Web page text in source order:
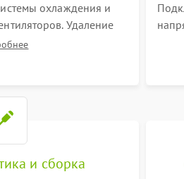
охлаждения и
Удаление
графического
и сборка